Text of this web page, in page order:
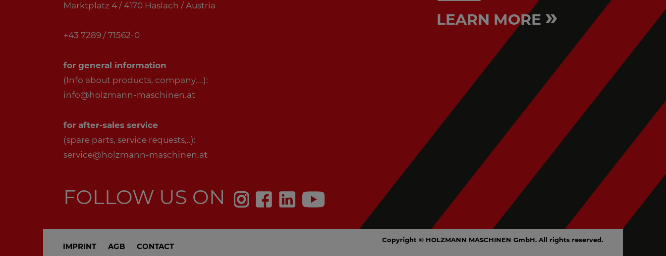
Marktplatz 4 / 4170 Haslach / Austria
+43 7289 / 71562-0
for general information
(Info about products, company,...):
info@holzmann-maschinen.at
for after-sales service
(spare parts, service requests,..):
service@holzmann-maschinen.at
FOLLOW US ON
LEARN MORE »
IMPRINT AGB CONTACT
Copyright © HOLZMANN MASCHINEN GmbH. All rights reserved.